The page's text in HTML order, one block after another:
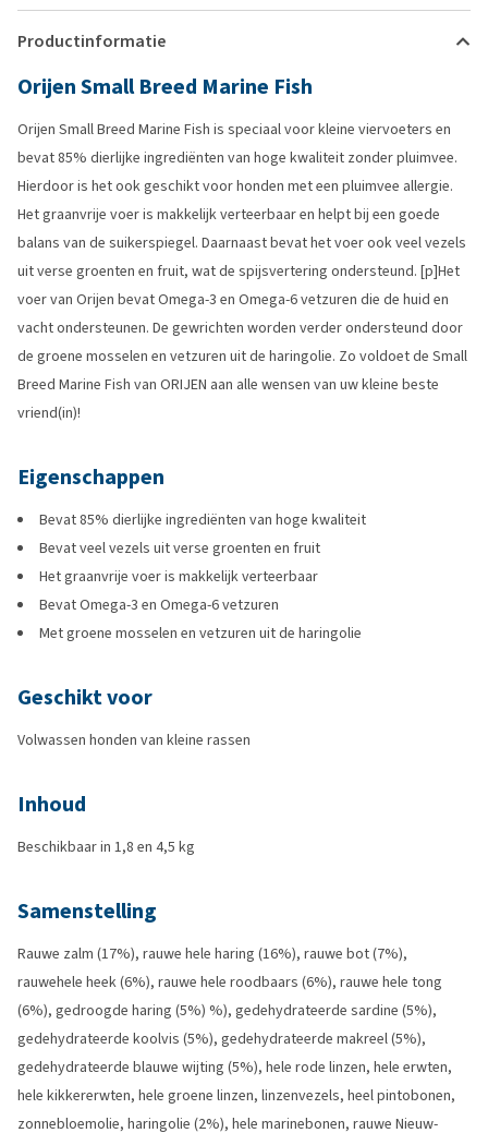
Productinformatie
Orijen Small Breed Marine Fish
Orijen Small Breed Marine Fish is speciaal voor kleine viervoeters en
bevat 85% dierlijke ingrediënten van hoge kwaliteit zonder pluimvee.
Hierdoor is het ook geschikt voor honden met een pluimvee allergie.
Het graanvrije voer is makkelijk verteerbaar en helpt bij een goede
balans van de suikerspiegel. Daarnaast bevat het voer ook veel vezels
uit verse groenten en fruit, wat de spijsvertering ondersteund. [p]Het
voer van Orijen bevat Omega-3 en Omega-6 vetzuren die de huid en
vacht ondersteunen. De gewrichten worden verder ondersteund door
de groene mosselen en vetzuren uit de haringolie. Zo voldoet de Small
Breed Marine Fish van ORIJEN aan alle wensen van uw kleine beste
vriend(in)!
Eigenschappen
Bevat 85% dierlijke ingrediënten van hoge kwaliteit
Bevat veel vezels uit verse groenten en fruit
Het graanvrije voer is makkelijk verteerbaar
Bevat Omega-3 en Omega-6 vetzuren
Met groene mosselen en vetzuren uit de haringolie
Geschikt voor
Volwassen honden van kleine rassen
Inhoud
Beschikbaar in 1,8 en 4,5 kg
Samenstelling
Rauwe zalm (17%), rauwe hele haring (16%), rauwe bot (7%),
rauwehele heek (6%), rauwe hele roodbaars (6%), rauwe hele tong
(6%), gedroogde haring (5%) %), gedehydrateerde sardine (5%),
gedehydrateerde koolvis (5%), gedehydrateerde makreel (5%),
gedehydrateerde blauwe wijting (5%), hele rode linzen, hele erwten,
hele kikkererwten, hele groene linzen, linzenvezels, heel pintobonen,
zonnebloemolie, haringolie (2%), hele marinebonen, rauwe Nieuw-